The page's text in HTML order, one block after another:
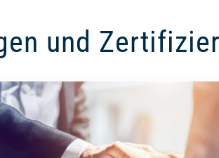
und